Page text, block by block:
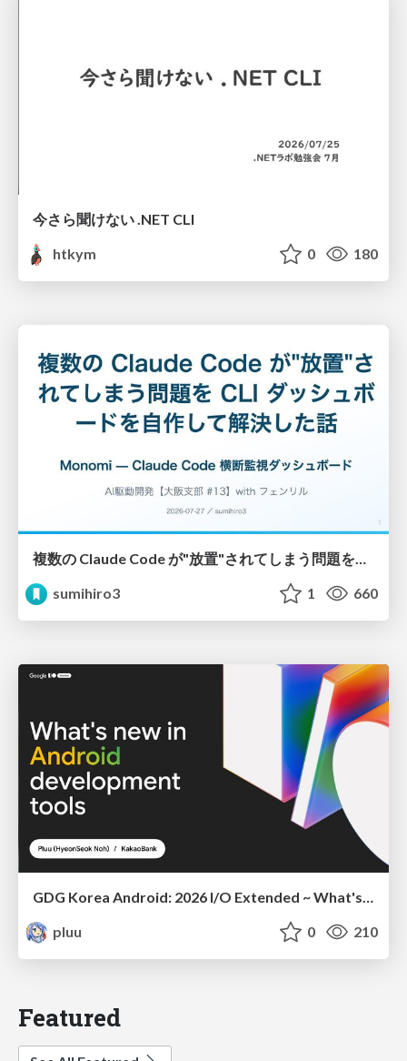
今さら聞けない .NET CLI
htkym
0 180
sumihiro3
1 660
GDG Korea Android: 2026 I/O Extended ~ What's new in Android development tools
pluu
0 210
Featured